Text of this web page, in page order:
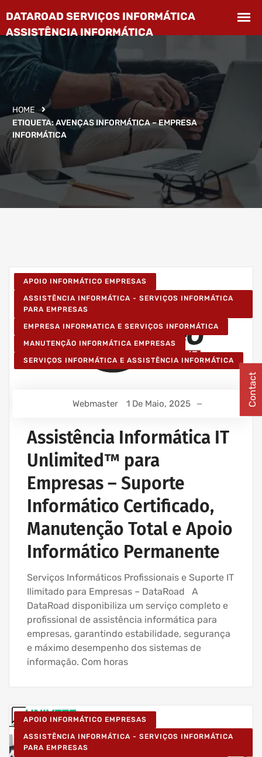
HOME
ETIQUETA:AVENÇAS INFORMÁTICA – EMPRESA
INFORMÁTICA
APOIO INFORMÁTICO EMPRESAS
ASSISTÊNCIA INFORMÁTICA - SERVIÇOS INFORMÁTICA
PARA EMPRESAS
EMPRESA INFORMATICA E SERVIÇOS INFORMÁTICA
MANUTENÇÃO INFORMÁTICA EMPRESAS
SERVIÇOS INFORMÁTICA E ASSISTÊNCIA INFORMÁTICA
Webmaster 1 De Maio, 2025
Assistência Informática IT
Unlimited™ para
Empresas – Suporte
Informático Certificado,
Manutenção Total e Apoio
Informático Permanente
Serviços Informáticos Profissionais e Suporte IT
Ilimitado para Empresas – DataRoad A
DataRoad disponibiliza um serviço completo e
profissional de assistência informática para
empresas, garantindo estabilidade, segurança
e máximo desempenho dos sistemas de
informação. Com horas
APOIO INFORMÁTICO EMPRESAS
ASSISTÊNCIA INFORMÁTICA - SERVIÇOS INFORMÁTICA
PARA EMPRESAS
Contact